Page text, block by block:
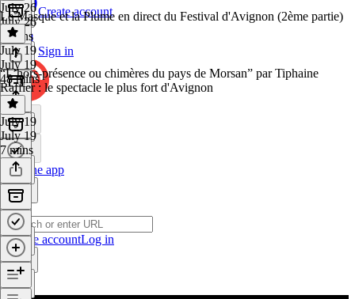
Create account
Sign in
Get the app
Create accountLog in
July 26
July 26
5 mins
Le Masque et la Plume en direct du Festival d'Avignon (2ème partie)
July 19
July 19
48 mins
“L’hors-présence ou chimères du pays de Morsan” par Tiphaine
Raffier : le spectacle le plus fort d'Avignon
July 19
July 19
7 mins